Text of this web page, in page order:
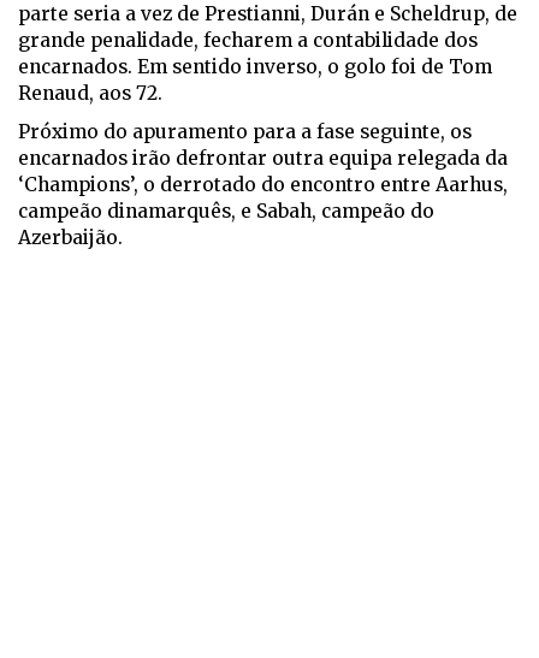
parte seria a vez de Prestianni, Durán e Scheldrup, de
grande penalidade, fecharem a contabilidade dos
encarnados. Em sentido inverso, o golo foi de Tom
Renaud, aos 72.
Próximo do apuramento para a fase seguinte, os
encarnados irão defrontar outra equipa relegada da
‘Champions’, o derrotado do encontro entre Aarhus,
campeão dinamarquês, e Sabah, campeão do
Azerbaijão.